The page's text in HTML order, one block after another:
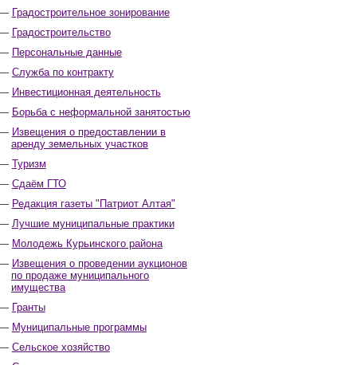
Градостроительное зонирование
Градостроительство
Персональные данные
Служба по контракту
Инвестиционная деятельность
Борьба с неформальной занятостью
Извещения о предоставлении в
аренду земельных участков
Туризм
Сдаём ГТО
Редакция газеты "Патриот Алтая"
Лучшие муниципальные практики
Молодежь Курьинского района
Извещения о проведении аукционов
по продаже муниципального
имущества
Гранты
Муниципальные программы
Сельское хозяйство